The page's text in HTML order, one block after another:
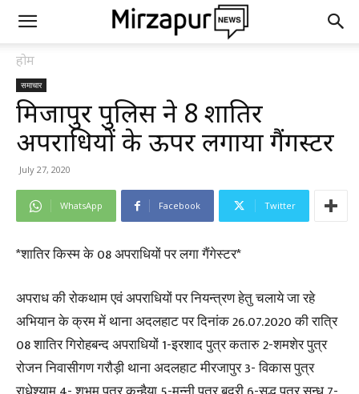
होम
समाचार
मिर्जापुर पुलिस ने 8 शातिर
अपराधियों के ऊपर लगाया गैंगस्टर
July 27, 2020
WhatsApp Facebook Twitter
*शातिर किस्म के 08 अपराधियों पर लगा गैंगेस्टर*
अपराध की रोकथाम एवं अपराधियों पर नियन्त्रण हेतु चलाये जा रहे
अभियान के क्रम में थाना अदलहाट पर दिनांक 26.07.2020 की रात्रि
08 शातिर गिरोहबन्द अपराधियों 1-इरशाद पुत्र कतारु 2-शमशेर पुत्र
रोजन निवासीगण गरौड़ी थाना अदलहाट मीरजापुर 3- विकास पुत्र